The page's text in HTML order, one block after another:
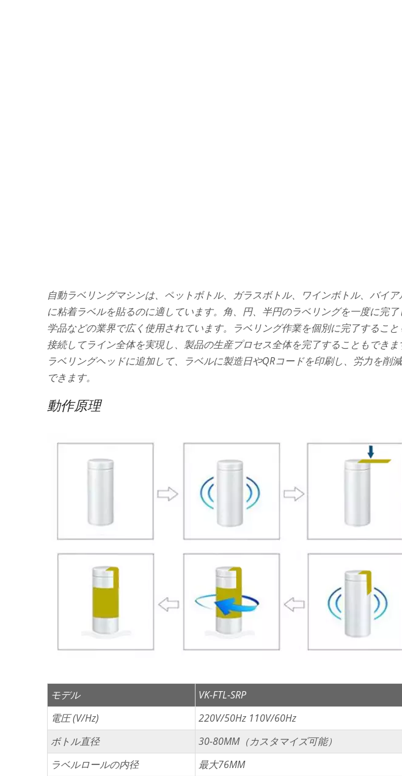
自動ラベリングマシンは、ペットボトル、ガラスボトル、ワインボトル、バイ
に粘着ラベルを貼るのに適しています。角、円、半円のラベリングを一度に完
学品などの業界で広く使用されています。ラベリング作業を個別に完了するこ
接続してライン全体を実現し、製品の生産プロセス全体を完了することもでき
ラベリングヘッドに追加して、ラベルに製造日やQRコードを印刷し、労力を削
できます。
動作原理
モデル
VK-FTL-SRP
電圧 (V/Hz)
220V/50Hz 110V/60Hz
ボトル直径
30-80MM（カスタマイズ可能）
ラベルロールの内径
最大76MM